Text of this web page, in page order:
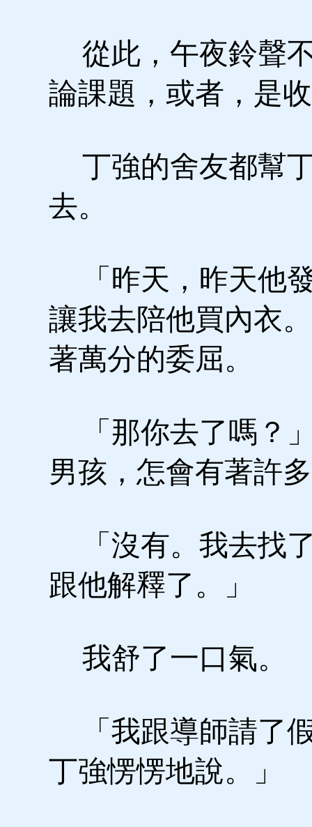
從此，午夜鈴聲
論課題，或者，是
丁強的舍友都幫
去。
「昨天，昨天他
讓我去陪他買內衣
著萬分的委屈。
「那你去了嗎？
男孩，怎會有著許
「沒有。我去找
跟他解釋了。」
我舒了一口氣。
「我跟導師請了
丁強愣愣地說。」